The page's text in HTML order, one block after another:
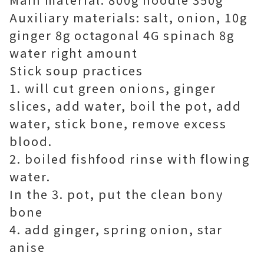
Auxiliary materials: salt, onion, 10g
ginger 8g octagonal 4G spinach 8g
water right amount
Stick soup practices
1. will cut green onions, ginger
slices, add water, boil the pot, add
water, stick bone, remove excess
blood.
2. boiled fishfood rinse with flowing
water.
In the 3. pot, put the clean bony
bone
4. add ginger, spring onion, star
anise